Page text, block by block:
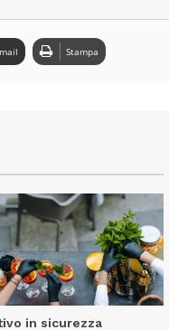
Stampa
in sicurezza